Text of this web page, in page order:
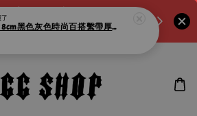
客服回覆時間:a.m10:00-
p.m8:00
滿600元
運！滿